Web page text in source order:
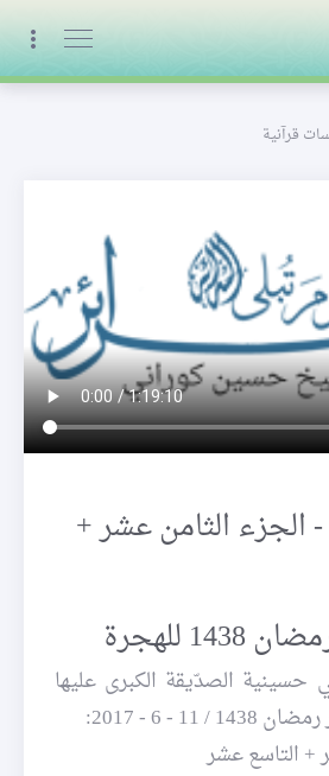
البث المباشر
قرآنية
الجزء الثامن عشر +
الصدّيقة الكبرى عليها
+ التاسع عشر